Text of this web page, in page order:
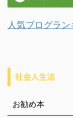
人気ブログラ
社会人生活
お勧め本